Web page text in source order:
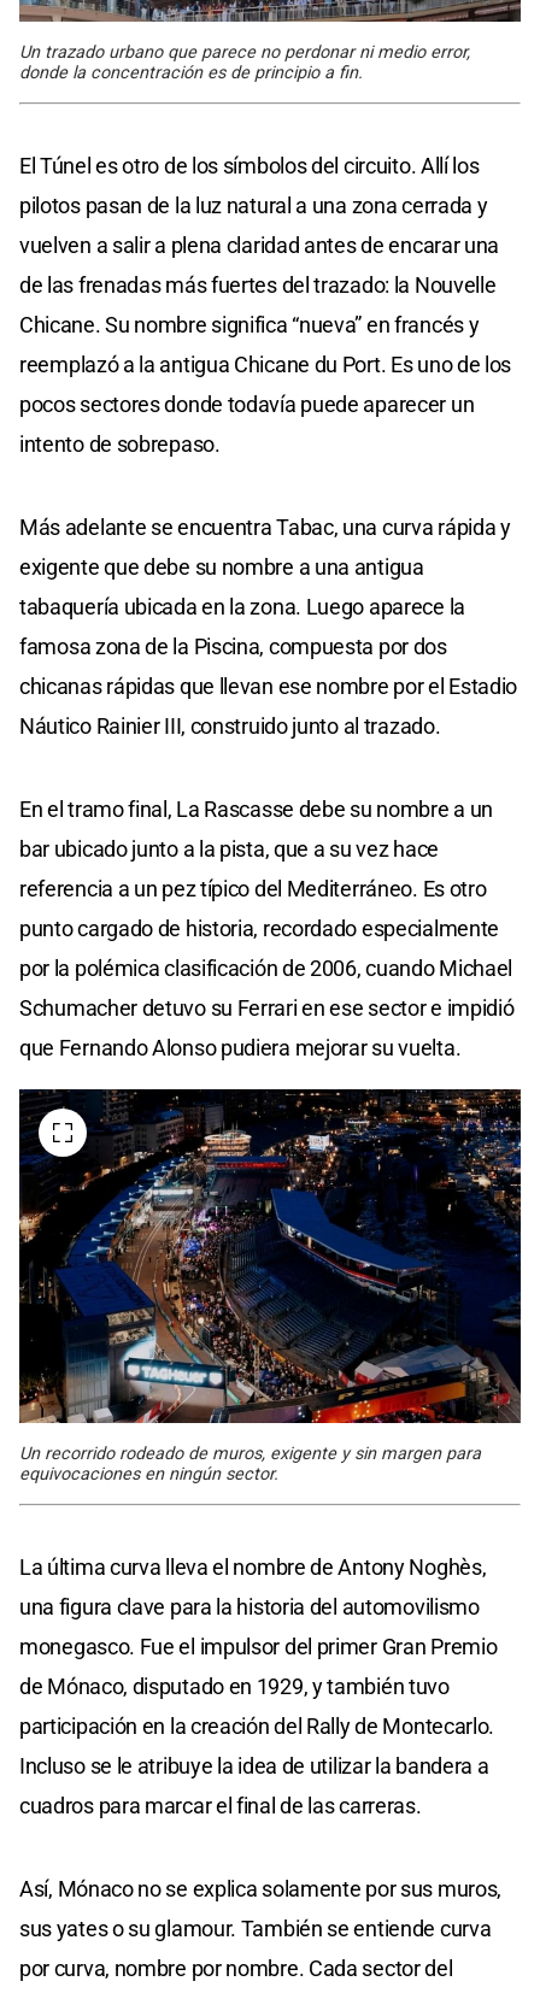
Un trazado urbano que parece no perdonar ni medio error,
donde la concentración es de principio a fin.
El Túnel es otro de los símbolos del circuito. Allí los
pilotos pasan de la luz natural a una zona cerrada y
vuelven a salir a plena claridad antes de encarar una
de las frenadas más fuertes del trazado: la Nouvelle
Chicane. Su nombre significa “nueva” en francés y
reemplazó a la antigua Chicane du Port. Es uno de los
pocos sectores donde todavía puede aparecer un
intento de sobrepaso.
Más adelante se encuentra Tabac, una curva rápida y
exigente que debe su nombre a una antigua
tabaquería ubicada en la zona. Luego aparece la
famosa zona de la Piscina, compuesta por dos
chicanas rápidas que llevan ese nombre por el Estadio
Náutico Rainier III, construido junto al trazado.
En el tramo final, La Rascasse debe su nombre a un
bar ubicado junto a la pista, que a su vez hace
referencia a un pez típico del Mediterráneo. Es otro
punto cargado de historia, recordado especialmente
por la polémica clasificación de 2006, cuando Michael
Schumacher detuvo su Ferrari en ese sector e impidió
que Fernando Alonso pudiera mejorar su vuelta.
Un recorrido rodeado de muros, exigente y sin margen para
equivocaciones en ningún sector.
La última curva lleva el nombre de Antony Noghès,
una figura clave para la historia del automovilismo
monegasco. Fue el impulsor del primer Gran Premio
de Mónaco, disputado en 1929, y también tuvo
participación en la creación del Rally de Montecarlo.
Incluso se le atribuye la idea de utilizar la bandera a
cuadros para marcar el final de las carreras.
Así, Mónaco no se explica solamente por sus muros,
sus yates o su glamour. También se entiende curva
por curva, nombre por nombre. Cada sector del